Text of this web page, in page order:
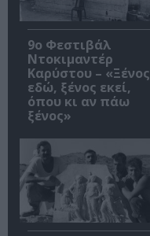
9ο Φεστιβάλ
Ντοκιμαντέρ
Καρύστου – «Ξένος
εδώ, ξένος εκεί,
όπου κι αν πάω
ξένος»